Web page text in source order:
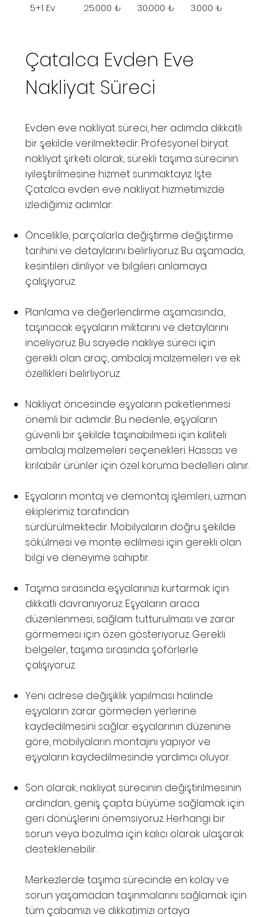
5+1 Ev 25.000 ₺ 30.000 ₺ 3.000 ₺
Çatalca Evden Eve
Nakliyat Süreci
Evden eve nakliyat süreci, her adımda dikkatli
bir şekilde verilmektedir. Profesyonel biryat
nakliyat şirketi olarak, sürekli taşıma sürecinin
iyileştirilmesine hizmet sunmaktayız. İşte
Çatalca evden eve nakliyat hizmetimizde
izlediğimiz adımlar:
Öncelikle, parçalarla değiştirme değiştirme
tarihini ve detaylarını belirliyoruz. Bu aşamada,
kesintileri dinliyor ve bilgileri anlamaya
çalışıyoruz.
Planlama ve değerlendirme aşamasında,
taşınacak eşyaların miktarını ve detaylarını
inceliyoruz. Bu sayede nakliye süreci için
gerekli olan araç, ambalaj malzemeleri ve ek
özellikleri belirliyoruz.
Nakliyat öncesinde eşyaların paketlenmesi
önemli bir adımdır. Bu nedenle, eşyaların
güvenli bir şekilde taşınabilmesi için kaliteli
ambalaj malzemeleri seçenekleri. Hassas ve
kırılabilir ürünler için özel koruma bedelleri alınır.
Eşyaların montaj ve demontaj işlemleri, uzman
ekiplerimiz tarafından
sürdürülmektedir. Mobilyaların doğru şekilde
sökülmesi ve monte edilmesi için gerekli olan
bilgi ve deneyime sahiptir.
Taşıma sırasında eşyalarınızı kurtarmak için
dikkatli davranıyoruz. Eşyaların araca
düzenlenmesi, sağlam tutturulması ve zarar
görmemesi için özen gösteriyoruz. Gerekli
belgeler, taşıma sırasında şoförlerle
çalışıyoruz.
Yeni adrese değişiklik yapılması halinde
eşyaların zarar görmeden yerlerine
kaydedilmesini sağlar. eşyalarının düzenine
göre, mobilyaların montajını yapıyor ve
eşyaların kaydedilmesinde yardımcı oluyor.
Son olarak, nakliyat sürecinin değiştirilmesinin
ardından, geniş çapta büyüme sağlamak için
geri dönüşlerini önemsiyoruz. Herhangi bir
sorun veya bozulma için kalıcı olarak ulaşarak
desteklenebilir.
Merkezlerde taşıma sürecinde en kolay ve
sorun yaşamadan taşınmalarını sağlamak için
tüm çabamızı ve dikkatimizi ortaya